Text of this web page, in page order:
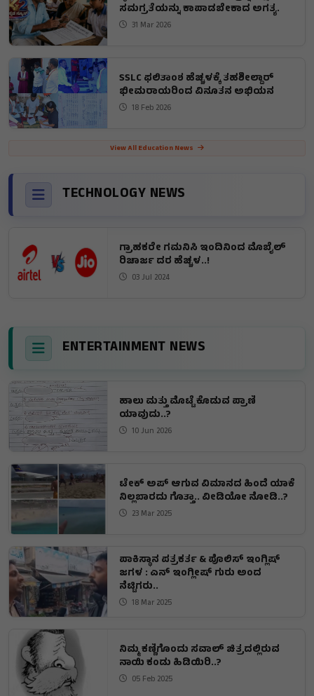
ಸಮಗ್ರತೆಯನ್ನು ಕಾಪಾಡಬೇಕಾದ ಅಗತ್ಯ.
31 Mar 2026
SSLC ಫಲಿತಾಂಶ ಹೆಚ್ಚಳಕ್ಕೆ ತಹಶೀಲ್ದಾರ್
ಭೀಮರಾಯರಿಂದ ವಿನೂತನ ಅಭಿಯನ
18 Feb 2026
View All Education News
TECHNOLOGY NEWS
ಗ್ರಾಹಕರೇ ಗಮನಿಸಿ ಇಂದಿನಿಂದ ಮೊಬೈಲ್
ರಿಚಾರ್ಜ ದರ ಹೆಚ್ಚಳ..!
03 Jul 2024
ENTERTAINMENT NEWS
ಹಾಲು ಮತ್ತು ಮೊಟ್ಟೆ ಕೊಡುವ ಪ್ರಾಣಿ
ಯಾವುದು..?
10 Jun 2026
ಟೇಕ್ ಅಪ್ ಆಗುವ ವಿಮಾನದ ಹಿಂದೆ ಯಾಕೆ
ನಿಲ್ಲಬಾರದು ಗೊತ್ತಾ.. ವೀಡಿಯೋ ನೋಡಿ..?
23 Mar 2025
ಪಾಕಿಸ್ಥಾನ ಪತ್ರಕರ್ತ & ಪೊಲಿಸ್ ಇಂಗ್ಲಿಷ್
ಜಗಳ : ಎನ್ ಇಂಗ್ಲೀಷ್ ಗುರು ಅಂದ
ನೆಟ್ಟಿಗರು..
18 Mar 2025
ನಿಮ್ಮ ಕಣ್ಣಿಗೊಂದು ಸವಾಲ್ ಚಿತ್ರದಲ್ಲಿರುವ
ನಾಯಿ ಕಂಡು ಹಿಡಿಯಿರಿ..?
05 Feb 2025